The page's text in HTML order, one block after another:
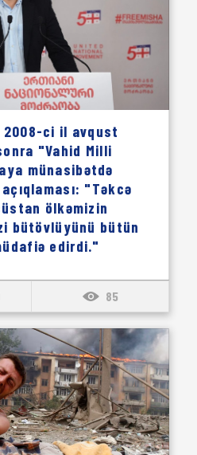
2008-ci il avqust
"Vahid Milli
münasibətdə
"Təkcə
ölkəmizin
bütövlüyünü bütün
edirdi."
85